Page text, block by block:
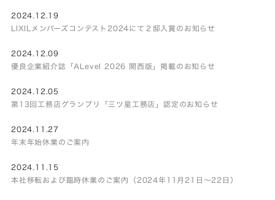
2024.12.19
LIXILメンバーズコンテスト2024にて２邸入賞のお知らせ
2024.12.09
優良企業紹介誌「ALevel 2026 関西版」掲載のお知らせ
2024.12.05
第13回工務店グランプリ「三ツ星工務店」認定のお知らせ
2024.11.27
年末年始休業のご案内
2024.11.15
本社移転および臨時休業のご案内（2024年11月21日～22日）